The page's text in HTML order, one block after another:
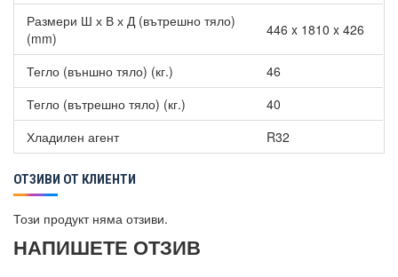
Размери Ш х В х Д (вътрешно тяло)
(mm)
446 x 1810 x 426
Тегло (външно тяло) (кг.)
46
Тегло (вътрешно тяло) (кг.)
40
Хладилен агент
R32
ОТЗИВИ ОТ КЛИЕНТИ
Този продукт няма отзиви.
НАПИШЕТЕ ОТЗИВ